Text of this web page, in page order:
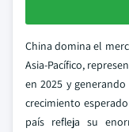
China domina el
Asia-Pacífico,
en 2025 y
crecimiento
país refleja su